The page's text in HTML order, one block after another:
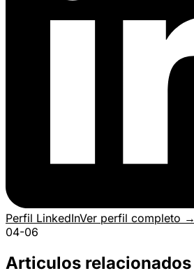
Perfil LinkedInVer perfil completo →
04-06
Articulos relacionados